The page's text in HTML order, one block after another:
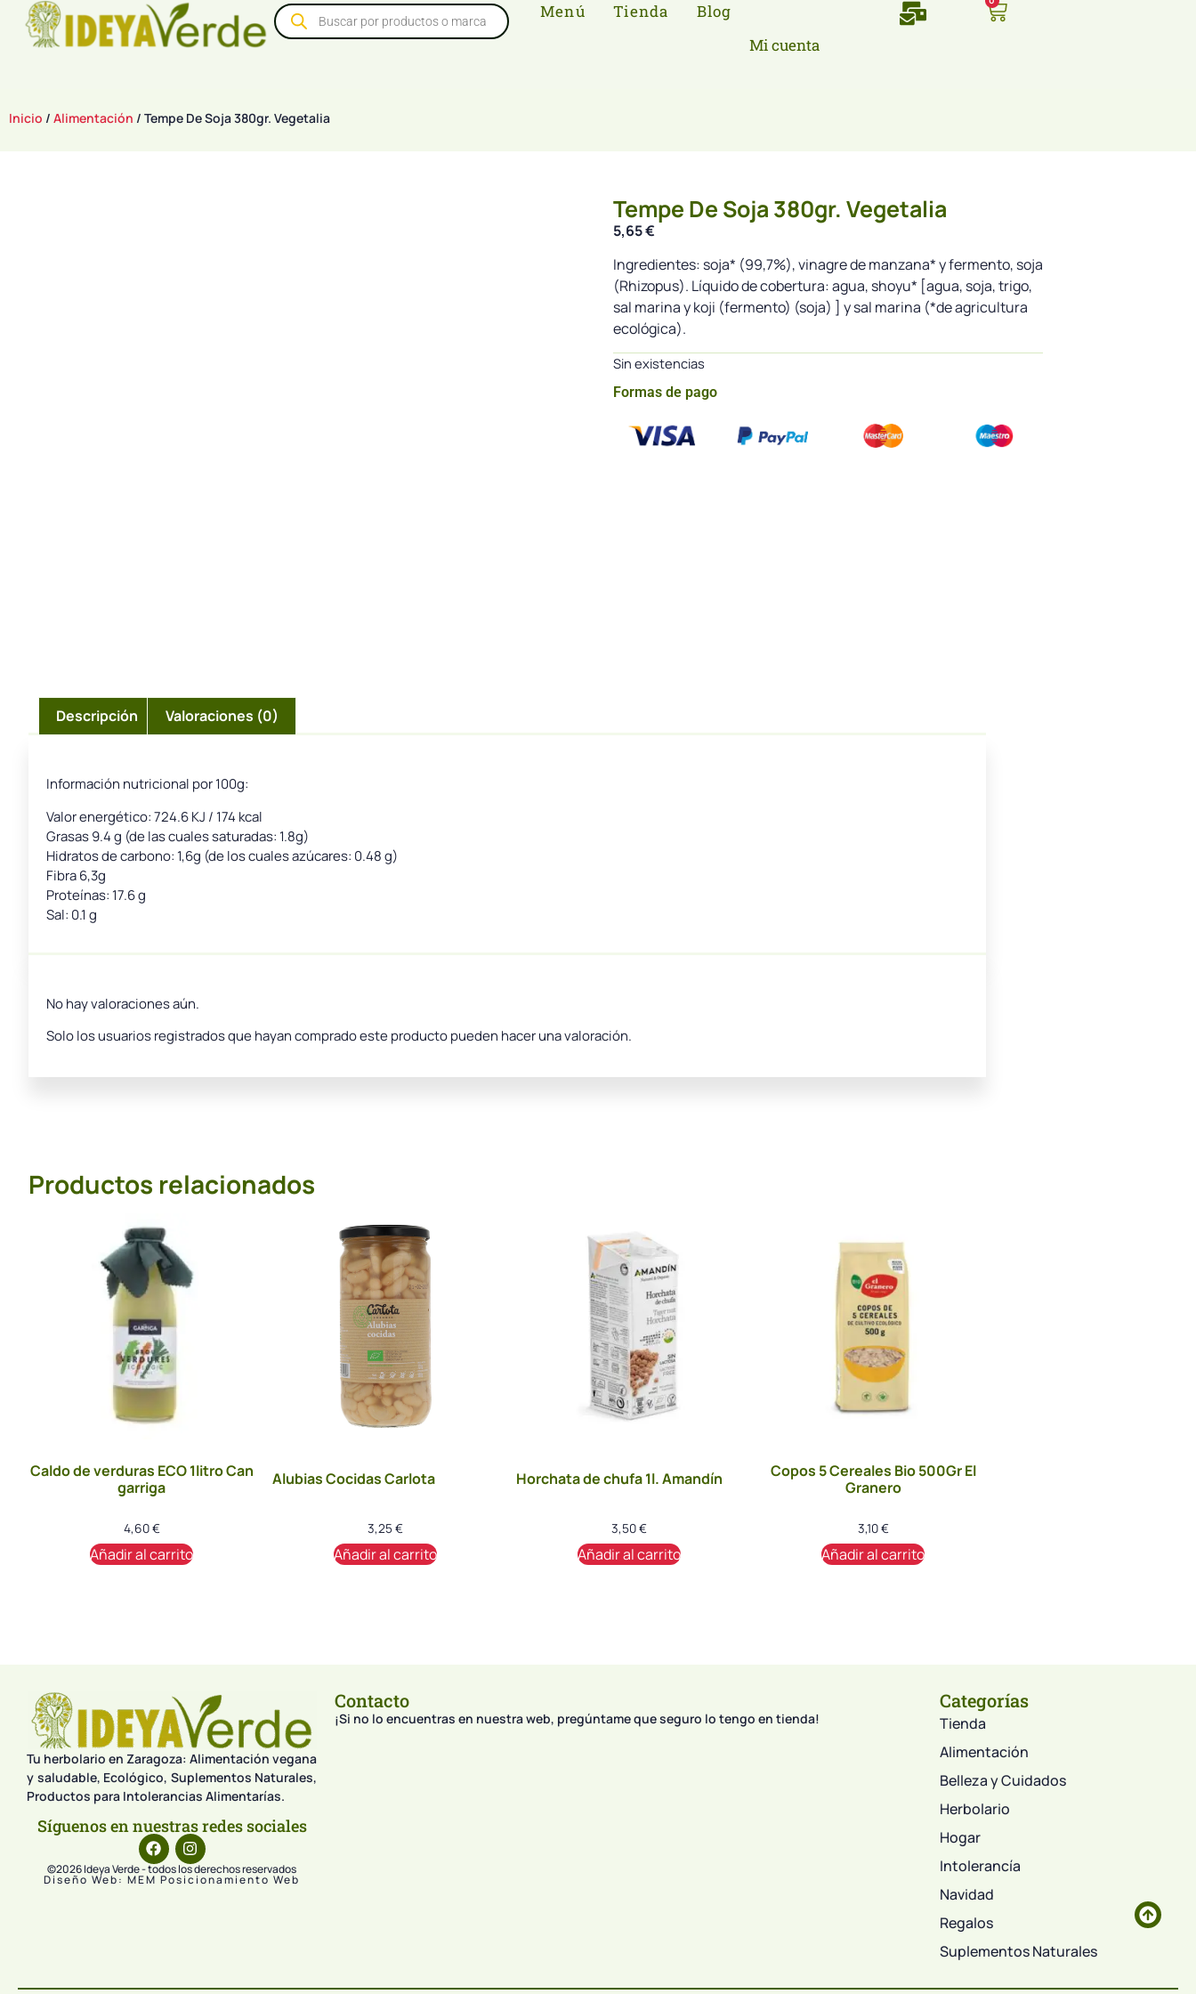
Menú Tienda
Blog
Mi cuenta
Inicio / Alimentación / Tempe De Soja 380gr. Vegetalia
Tempe De Soja 380gr. Vegetalia
5,65€
Ingredientes: soja* (99,7%), vinagre de manzana* y fermento, soja
(Rhizopus). Líquido de cobertura: agua, shoyu* [agua, soja, trigo,
sal marina y koji (fermento) (soja) ] y sal marina (*de agricultura
ecológica).
Sin existencias
Formas de pago
Descripción Valoraciones (0)
Información nutricional por 100g:
Valor energético: 724.6 KJ / 174 kcal
Grasas 9.4 g (de las cuales saturadas: 1.8g)
Hidratos de carbono: 1,6g (de los cuales azúcares: 0.48 g)
Fibra 6,3g
Proteínas: 17.6 g
Sal: 0.1 g
No hay valoraciones aún.
Solo los usuarios registrados que hayan comprado este producto pueden hacer una valoración.
Productos relacionados
Caldo de verduras ECO 1litro Can
garriga
4,60€
Añadir al carrito
Alubias Cocidas Carlota
3,25€
Añadir al carrito
Horchata de chufa 1l. Amandín
3,50€
Añadir al carrito
Copos 5 Cereales Bio 500Gr El
Granero
3,10€
Añadir al carrito
Tu herbolario en Zaragoza: Alimentación vegana
y saludable, Ecológico, Suplementos Naturales,
Productos para Intolerancias Alimentarías.
Síguenos en nuestras redes sociales
©2026 Ideya Verde - todos los derechos reservados
Diseño Web: MEM Posicionamiento Web
Contacto
¡Si no lo encuentras en nuestra web, pregúntame que seguro lo tengo en tienda!
Categorías
Tienda
Alimentación
Belleza y Cuidados
Herbolario
Hogar
Intolerancía
Navidad
Regalos
Suplementos Naturales